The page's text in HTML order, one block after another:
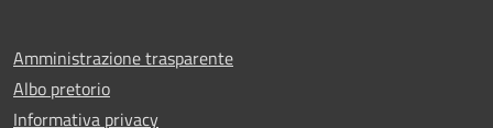
Amministrazione trasparente
Albo pretorio
Informativa privacy